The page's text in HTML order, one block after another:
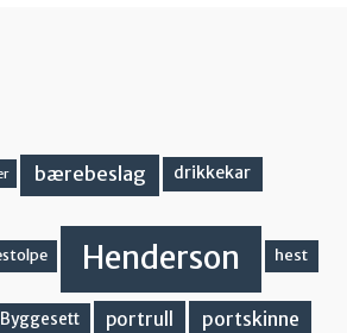
bærebeslag drikkekar
Henderson hest
portrull portskinne